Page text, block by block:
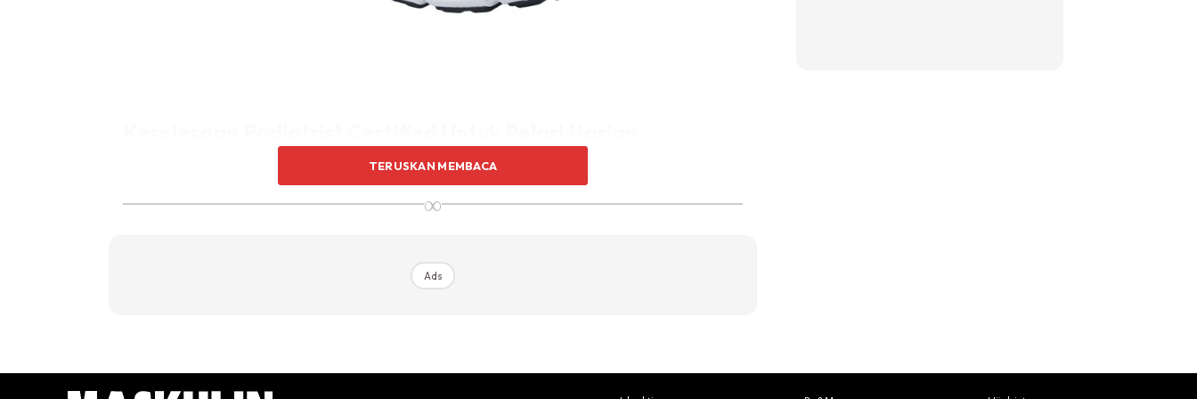
lebih mementingkan keselesaan, kestabilan dan kemudahan dalam rutin harian.
pelari kasual serta individu yang aktif setiap hari.
TERUSKAN MEMBACA
∞
Ads